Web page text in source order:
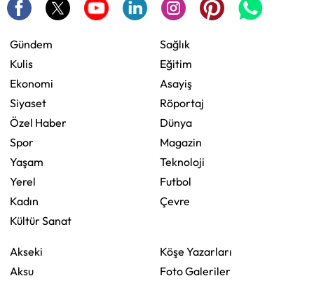
Gündem
Kulis
Ekonomi
Siyaset
Özel Haber
Spor
Yaşam
Yerel
Kadın
Kültür Sanat
Sağlık
Eğitim
Asayiş
Röportaj
Dünya
Magazin
Teknoloji
Futbol
Çevre
Akseki
Aksu
Köşe Yazarları
Foto Galeriler